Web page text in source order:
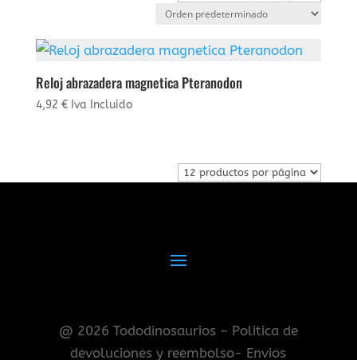
Reloj abrazadera magnetica Pteranodon
4,92 € Iva Incluido
@ 2026 Tododinosaurios – Politica de
devoluciones y reembolso- Envios